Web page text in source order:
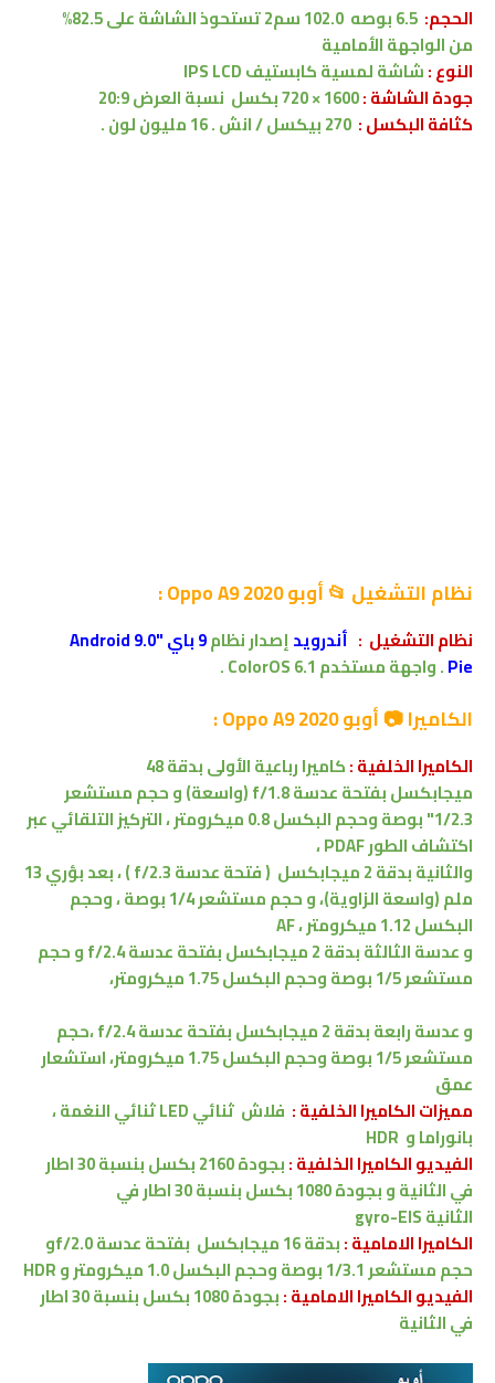
الحجم: 102.0 سم2
تستحوذ الشاشة على 82.5%
منالواجهة الأمامية
النوع :شاشة لمسيةكابستيفIPS LCD
جودة الشاشة :1600 × 720 بكسل
نسبة العرض 20:9
كثافة البكسل : 270بيكسل / انش . 16 مليون لون .
نظام التشغيل 📂أوبو Oppo A9 2020 :
نظام التشغيل : أندرويدإصدارنظام
9 باي "Android 9.0
Pie
.واجهة مستخدم ColorOS 6.1 .
الكاميرا 📷 أوبو Oppo A9 2020 :
الكاميرا الخلفية :كاميرا رباعية الأولى بدقة48
ميجابكسل
بفتحة عدسة f/1.8 (واسعة) و حجم مستشعر
1/2.3" بوصة وحجم البكسل 0.8 ميكرومتر ، التركيز التلقائي عبر
اكتشاف الطور PDAF ،
والثانية بدقة 2 ميجابكسل ( فتحة عدسة f/2.3 ) ،
بعد بؤري 13
ملم (واسعة الزاوية)، و حجم مستشعر 1/4 بوصة ، وحجم
البكسل 1.12 ميكرومتر
،
و عدسة الثالثة بدقة 2 ميجابكسل بفتحة عدسة f/2.4 و حجم
مستشعر 1/5 بوصة وحجم البكسل 1.75 ميكرومتر،
و عدسة رابعة بدقة 2 ميجابكسل بفتحة عدسة f/2.4
،حجم
مستشعر 1/5 بوصة وحجم البكسل 1.75 ميكرومتر،
استشعار
عمق
مميزاتالكاميرا الخلفية : فلاش ثنائي
LED ثنائي النغمة ،
بانوراماو
الفيديو الكاميرا الخلفية :
بجودة 2160 بكسل بنسبة 30 اطار
في الثانيةو
بجودة 1080 بكسل بنسبة 30 اطار في
الثانيةgyro-EIS
الكاميرا الامامية :بدقة 16 ميجابكسل بفتحة عدسة f/2.0
و
حجم مستشعر 1/3.1 بوصة وحجم البكسل 1.0 ميكرومتر
وHDR
الفيديو الكاميراالامامية:
بجودة 1080 بكسل بنسبة 30 اطار
في الثانية